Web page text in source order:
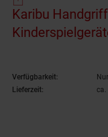
Karibu
Verfügbarkeit:
Lieferzeit:
ca.